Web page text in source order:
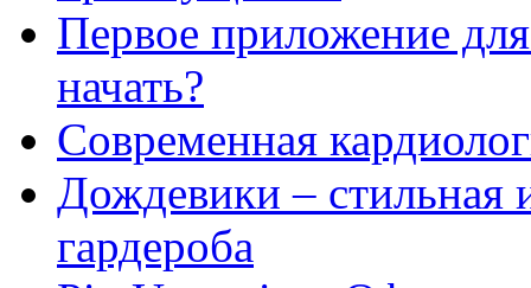
Первое приложение
начать?
Современная
Дождевики – стильная
гардероба